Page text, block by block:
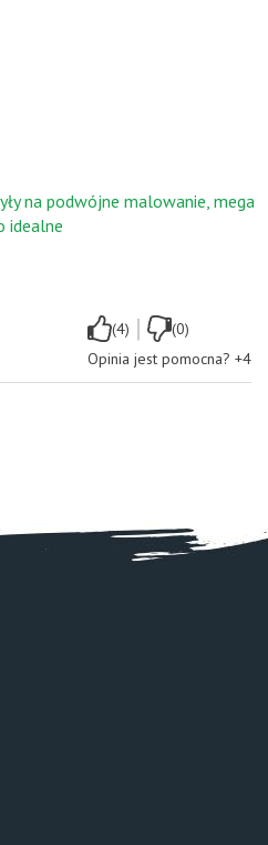
na podwójne malowanie, mega
idealne
(4) |
(0)
Opinia jest pomocna? +4